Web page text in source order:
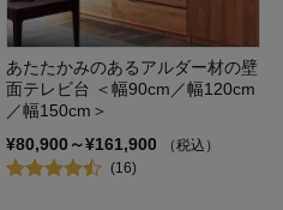
あたたかみのあるアルダー材の壁
面テレビ台 ＜幅90cm／幅120cm
／幅150cm＞
¥80,900～¥161,900
（税込）
(16)